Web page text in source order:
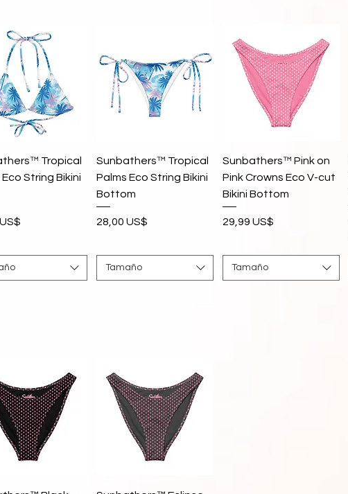
Vista rápidaTropical
Eco String Bikini
Vista rápida
Sunbathers™ Tropical
Palms Eco String Bikini
Bottom
Precio
28,00 US$
Tamaño
Vista rápida
Sunbathers™ Pink on
Pink Crowns Eco V-cut
Bikini Bottom
Precio
29,99 US$
Tamaño